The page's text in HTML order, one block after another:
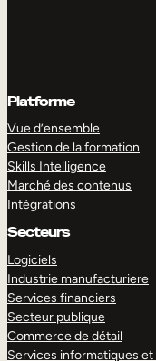
Platforme
Vue d’ensemble
Gestion de la formation
Skills Intelligence
Marché des contenus
Intégrations
Secteurs
Logiciels
Industrie manufacturiere
Services financiers
Secteur publique
Commerce de détail
Services informatiques